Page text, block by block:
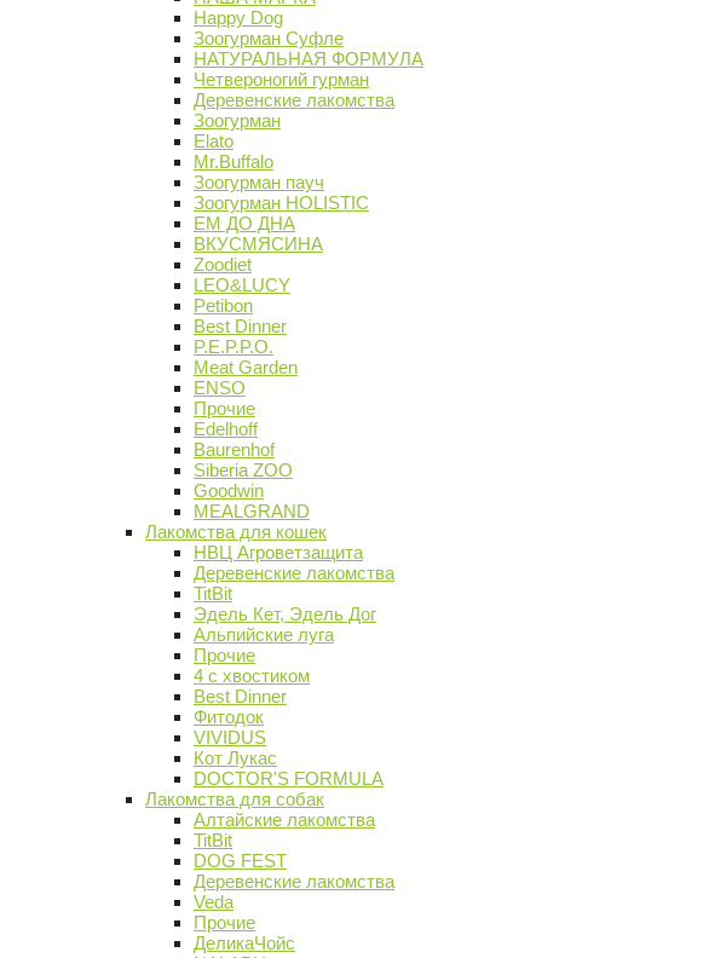
Happy Dog
Зоогурман Суфле
НАТУРАЛЬНАЯ ФОРМУЛА
Четвероногий гурман
Деревенские лакомства
Зоогурман
Elato
Mr.Buffalo
Зоогурман пауч
Зоогурман HOLISTIC
ЕМ ДО ДНА
ВКУСМЯСИНА
Zoodiet
LEO&LUCY
Petibon
Best Dinner
P.E.P.P.O.
Meat Garden
ENSO
Прочие
Edelhoff
Baurenhof
Siberia ZOO
Goodwin
MEALGRAND
Лакомства для кошек
НВЦ Агроветзащита
Деревенские лакомства
TitBit
Эдель Кет, Эдель Дог
Альпийские луга
Прочие
4 с хвостиком
Best Dinner
Фитодок
VIVIDUS
Кот Лукас
DOCTOR'S FORMULA
Лакомства для собак
Алтайские лакомства
TitBit
DOG FEST
Деревенские лакомства
Veda
Прочие
ДеликаЧойс